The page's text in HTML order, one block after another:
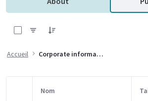
Accueil Corporate information
Sélection d'article
Nom